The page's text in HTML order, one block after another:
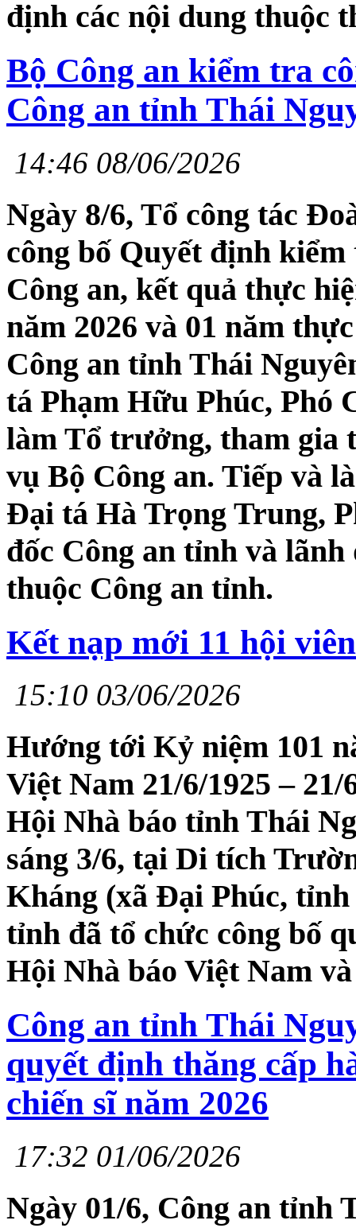
định các nội dung thuộc
Bộ Công an kiểm tra
Công an tỉnh Thái
14:46 08/06/2026
Ngày 8/6, Tổ công tác
công bố Quyết định
Công an, kết quả thực
năm 2026 và 01 năm
Công an tỉnh Thái
tá Phạm Hữu Phúc, Phó
làm Tổ trưởng, tham gia
vụ Bộ Công an. Tiếp và
Đại tá Hà Trọng Trung,
đốc Công an tỉnh và
thuộc Công an tỉnh.
Kết nạp mới 11 hội
15:10 03/06/2026
Hướng tới Kỷ niệm 101
Việt Nam 21/6/1925 –
Hội Nhà báo tỉnh Thái
sáng 3/6, tại Di tích
Kháng (xã Đại Phúc,
tỉnh đã tổ chức công bố
Hội Nhà báo Việt Nam
Công an tỉnh Thái
quyết định thăng cấp
chiến sĩ năm 2026
17:32 01/06/2026
Ngày 01/6, Công an tỉnh